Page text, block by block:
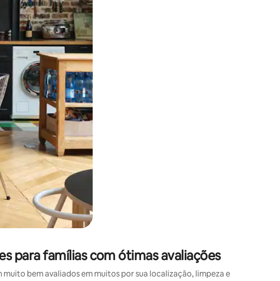
ou tocando e deslizando o dedo na tela.
para famílias com ótimas avaliações
bem avaliados em muitos por sua localização, limpeza e